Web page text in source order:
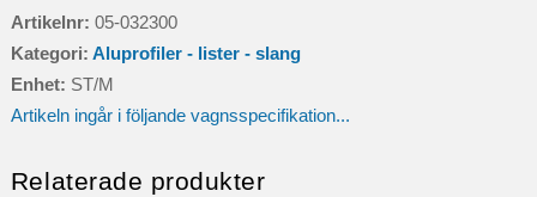
Artikelnr: 05-032300
Kategori: Aluprofiler - lister - slang
Enhet: ST/M
Artikeln ingår i följande vagnsspecifikation...
Relaterade produkter